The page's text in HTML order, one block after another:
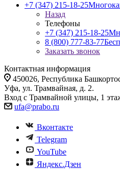
+7 (347) 215-18-25
Назад
Телефоны
+7 (347) 215-18-25
8 (800) 777-83-77
Заказать звонок
Контактная информация
450026, Республика
Уфа, ул. Трамвайная, д. 2.
Вход с Трамвайной улицы, 1
ufa@prabo.ru
Вконтакте
Telegram
YouTube
Яндекс.Дзен